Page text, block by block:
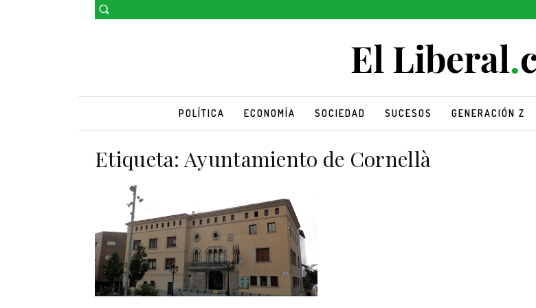
POLÍTICA ECONOMÍA SOCIEDAD SUCESOS GENERACIÓN Z
Etiqueta: Ayuntamiento de Cornellà